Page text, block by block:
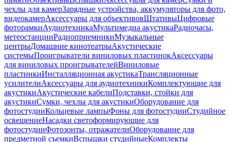
чехлы для камерЗарядные устройства, аккумуляторы для фото,
видеокамерАксессуары для объективовШтативыЦифровые
фоторамкиАудиотехникаМультимедиа акустикаРадиочасы,
метеостанцииРадиоприемникиМузыкальные
центрыДомашние кинотеатрыАкустические
системыПроигрыватели виниловых пластинокАксессуары
для виниловых проигрывателейВиниловые
пластинкиИнсталляционная акустикаТрансляционные
усилителиАксессуары для аудиотехникиКомплектующие для
акустикиАкустические кабелиПодставки, стойки для
акустикиСумки, чехлы для акустикиОборудование для
фотостудииКольцевые лампыФоны для фотостудииСтудийное
освещениеНасадки светоформирующие для
фотостудииФотозонты, отражателиОборудование для
предметной съемкиВспышки студийныеКомплекты